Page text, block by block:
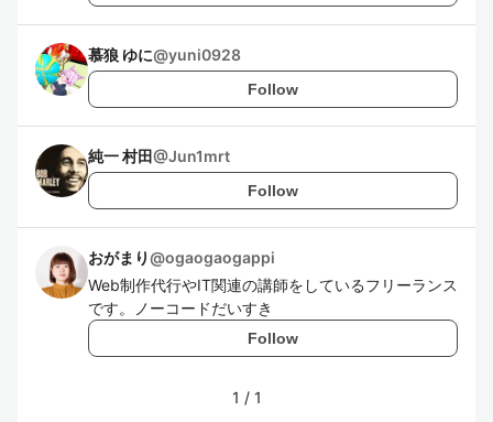
慕狼 ゆに@yuni0928
Follow
純一 村田@Jun1mrt
Follow
おがまり@ogaogaogappi
Web制作代行やIT関連の講師をしているフリーランス
です。ノーコードだいすき
Follow
1 / 1